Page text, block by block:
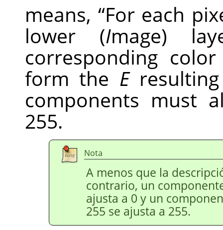
means, “For each
lower (Image)
corresponding
form the Eresulting
components must
255.
Nota
A menos que la
contrario, un
ajusta a 0 y un
255 se ajusta a 255.